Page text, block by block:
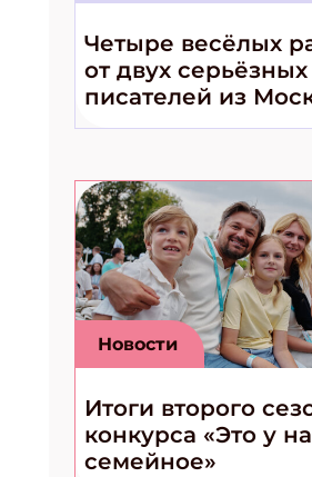
Четыре весёлых
от двух серьёзных
писателей из
Новости
Итоги второго
конкурса «Это у
семейное»